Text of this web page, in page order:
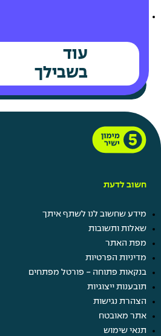
עוד
בשבילך
תן ביס
קרן מלגות
נופש חברה
ערבי גיבוש ומסיבות
הטבות בביטוח ישיר
תראו לי
חשוב לדעת
מידע שחשוב לנו לשתף איתך
שאלות ותשובות
מפת האתר
מדיניות הפרטיות
בנקאות פתוחה - פורטל מפתחים
תובענות ייצוגיות
הצהרת נגישות
אתר מאובטח
תנאי שימוש